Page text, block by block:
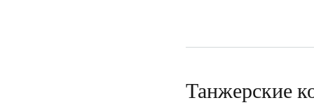
Танжерские